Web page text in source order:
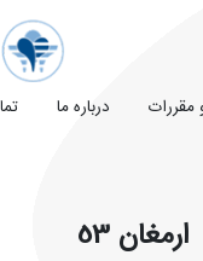
مقررات درباره ما
ارمغان 53